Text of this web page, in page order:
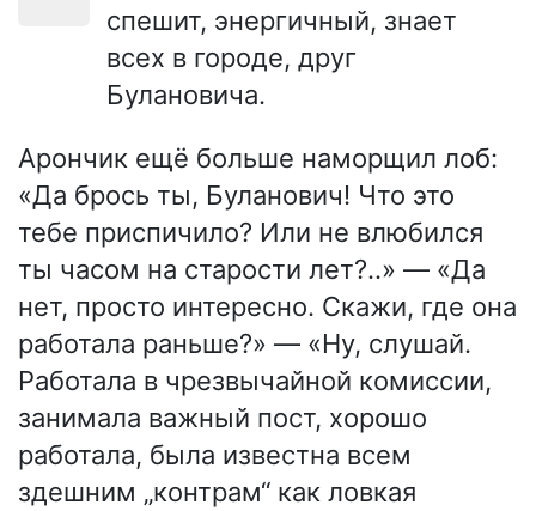
спешит, энергичный, знает
всех в городе, друг
Булановича.
Арончик ещё больше наморщил лоб:
«Да брось ты, Буланович! Что это
тебе приспичило? Или не влюбился
ты часом на старости лет?..» — «Да
нет, просто интересно. Скажи, где она
работала раньше?» — «Ну, слушай.
Работала в чрезвычайной комиссии,
занимала важный пост, хорошо
работала, была известна всем
здешним „контрам“ как ловкая